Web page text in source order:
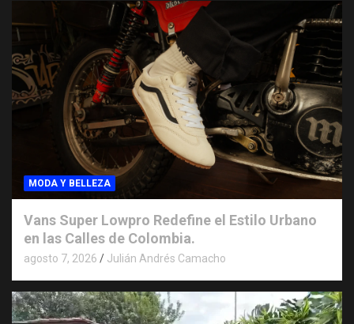
MODA Y BELLEZA
Vans Super Lowpro Redefine el Estilo Urbano
en las Calles de Colombia.
agosto 7, 2026 Julián Andrés Camacho